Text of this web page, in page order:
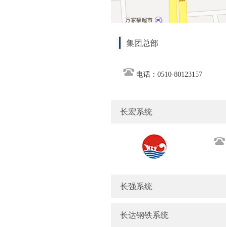
集团总部
电话：0510-80123157
长宏系统
长强系统
长达钢铁系统